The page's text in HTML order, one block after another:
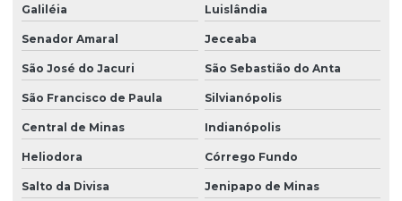
Galiléia Luislândia
Senador Amaral Jeceaba
São José do Jacuri São Sebastião do Anta
São Francisco de Paula Silvianópolis
Central de Minas Indianópolis
Heliodora Córrego Fundo
Salto da Divisa Jenipapo de Minas